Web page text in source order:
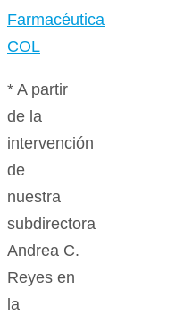
* A partir
de la
intervención
de
nuestra
subdirectora
Andrea C.
Reyes en
la